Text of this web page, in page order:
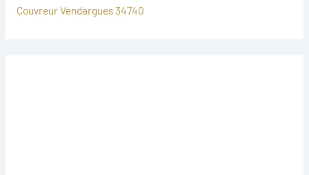
Couvreur Vendargues 34740